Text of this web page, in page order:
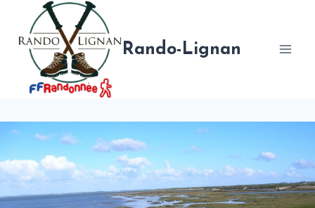
contenu
Rando-Lignan